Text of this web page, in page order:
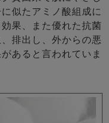
似たアミノ酸組成に
果、また優れた抗菌
排出し、外からの悪
あると言われていま